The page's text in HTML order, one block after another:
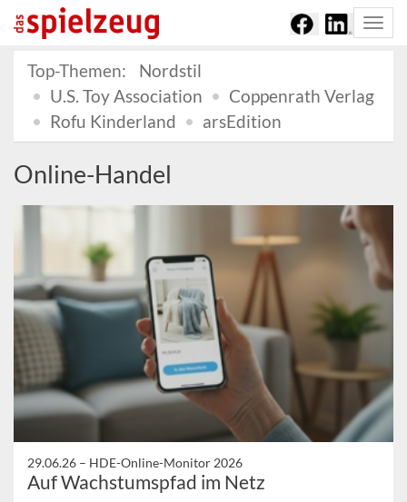
Top-Themen:
Nordstil
U.S. Toy Association
Coppenrath Verlag
Rofu Kinderland
arsEdition
Online-Handel
29.06.26 – HDE-Online-Monitor 2026
Auf Wachstumspfad im Netz